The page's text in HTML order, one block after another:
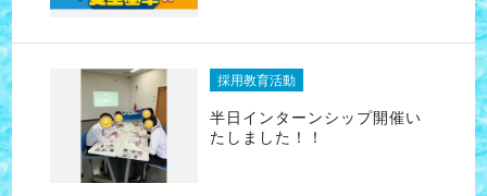
採用教育活動
半日インターンシップ開催い
たしました！！